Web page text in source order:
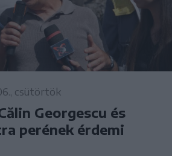
csütörtök
Georgescu és
perének érdemi